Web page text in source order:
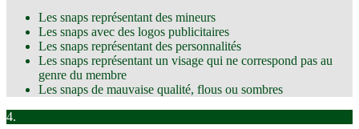
Les snaps représentant des mineurs
Les snaps avec des logos publicitaires
Les snaps représentant des personnalités
Les snaps représentant un visage qui ne correspond pas au
genre du membre
Les snaps de mauvaise qualité, flous ou sombres
4.